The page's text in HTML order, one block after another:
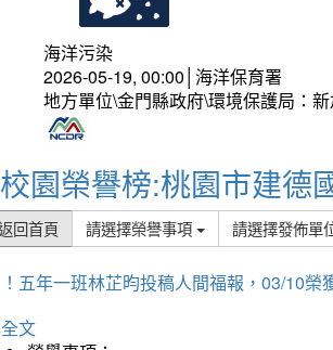
海洋污染
2026-05-19, 00:00│海洋保育署
地方單位\金門縣政府\環境保護局：
校園榮譽榜:桃園市建德
回首頁 請選擇榮譽事項 請選擇發佈單
五年一班林芷昀投稿人間福報，03/10榮
文